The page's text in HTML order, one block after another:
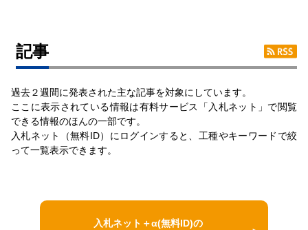
記事
過去２週間に発表された主な記事を対象にしています。
ここに表示されている情報は有料サービス「入札ネット」で閲覧
できる情報のほんの一部です。
入札ネット（無料ID）にログインすると、工種やキーワードで絞
って一覧表示できます。
入札ネット＋α(無料ID)の